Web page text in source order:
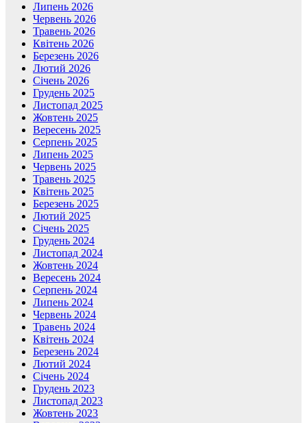
Липень 2026
Червень 2026
Травень 2026
Квітень 2026
Березень 2026
Лютий 2026
Січень 2026
Грудень 2025
Листопад 2025
Жовтень 2025
Вересень 2025
Серпень 2025
Липень 2025
Червень 2025
Травень 2025
Квітень 2025
Березень 2025
Лютий 2025
Січень 2025
Грудень 2024
Листопад 2024
Жовтень 2024
Вересень 2024
Серпень 2024
Липень 2024
Червень 2024
Травень 2024
Квітень 2024
Березень 2024
Лютий 2024
Січень 2024
Грудень 2023
Листопад 2023
Жовтень 2023